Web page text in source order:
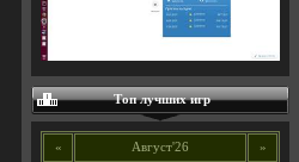
Топ лучших игр
« Август'26 »